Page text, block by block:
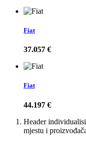
Fiat
37.057 €
Fiat
44.197 €
Header
mjestu i